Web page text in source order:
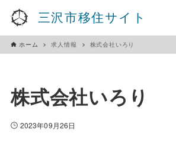
三沢市移住サイト
ホーム 求人情報 株式会社いろり
株式会社いろり
2023年09月26日